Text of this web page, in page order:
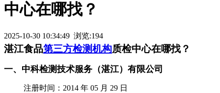
中心在哪找？
2025-10-30 10:34:49 浏览:194
湛江食品第三方检测机构质检中心在哪找？
一、中科检测技术服务（湛江）有限公司
注册时间：2014 年 05 月 29 日